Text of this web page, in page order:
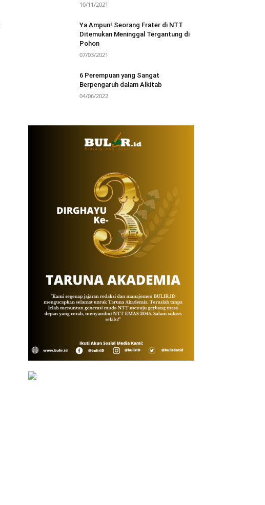
10/11/2021
Ya Ampun! Seorang Frater di NTT
Ditemukan Meninggal Tergantung di
Pohon
07/03/2021
6 Perempuan yang Sangat
Berpengaruh dalam Alkitab
04/06/2022